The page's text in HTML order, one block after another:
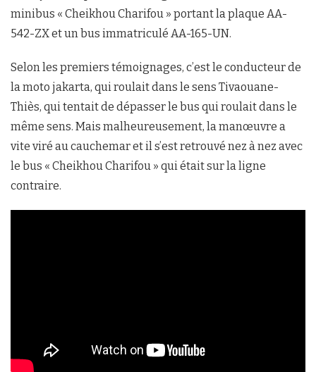
minibus « Cheikhou Charifou » portant la plaque AA-
542-ZX et un bus immatriculé AA-165-UN.
Selon les premiers témoignages, c’est le conducteur de
la moto jakarta, qui roulait dans le sens Tivaouane-
Thiès, qui tentait de dépasser le bus qui roulait dans le
même sens. Mais malheureusement, la manœuvre a
vite viré au cauchemar et il s’est retrouvé nez à nez avec
le bus « Cheikhou Charifou » qui était sur la ligne
contraire.